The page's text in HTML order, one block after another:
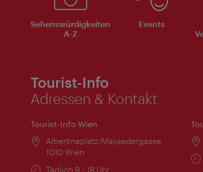
Sehenswürdigkeiten
A-Z
Events
Tourist-Info
Adressen & Kontakt
Tourist-Info Wien
Ort:
Albertinaplatz/Maysedergasse
1010 Wien
Öffnungszeiten:
Täglich 9 - 18 Uhr